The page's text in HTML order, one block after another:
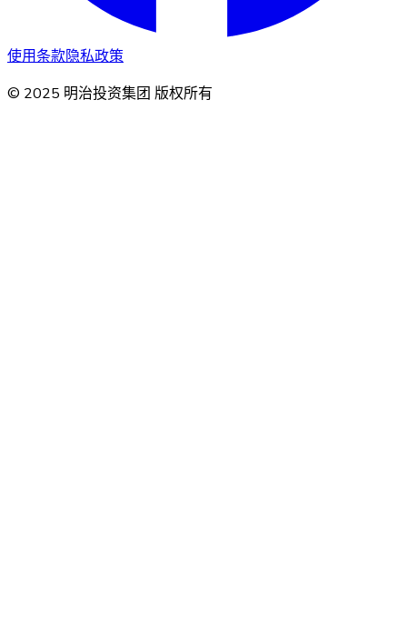
使用条款隐私政策
© 2025 明治投资集团 版权所有